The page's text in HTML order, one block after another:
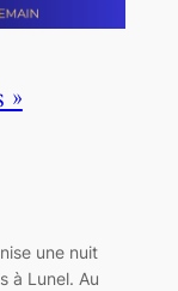
»
une nuit
à Lunel. Au